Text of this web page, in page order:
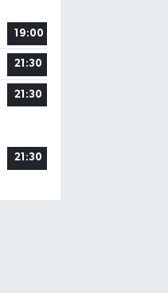
19:00
21:30
21:30
21:30